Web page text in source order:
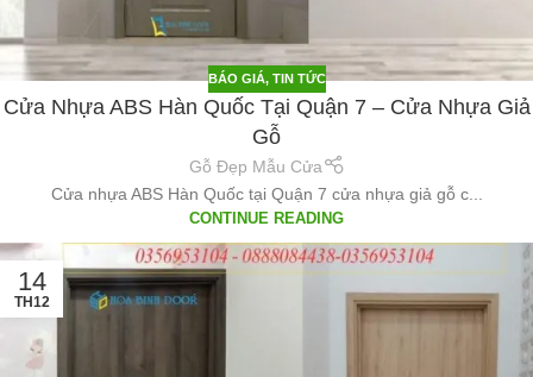
BÁO GIÁ, TIN TỨC
Cửa Nhựa ABS Hàn Quốc Tại Quận 7 – Cửa Nhựa Giả
Gỗ
Gỗ Đẹp Mẫu Cửa
Cửa nhựa ABS Hàn Quốc tại Quận 7 cửa nhựa giả gỗ c...
CONTINUE READING
14
TH12